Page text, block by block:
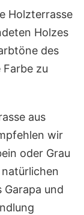
Holzterrasse
Holzes
des
zu
aus
wir
oder Grau
und